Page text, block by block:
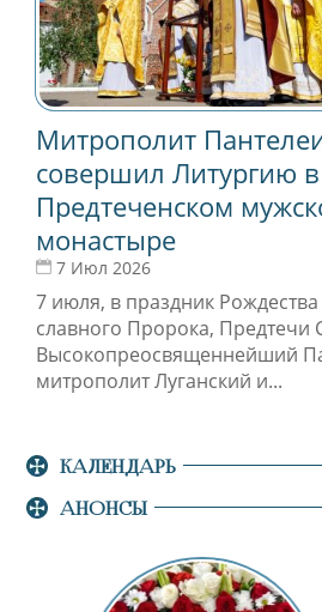
Митрополит
совершил Литургию
Предтеченском
монастыре
7 Июл 2026
7 июля, в праздник Рождества
славного Пророка, Предтечи
Высокопреосвященнейший
митрополит Луганский и...
КАЛЕНДАРЬ
АНОНСЫ